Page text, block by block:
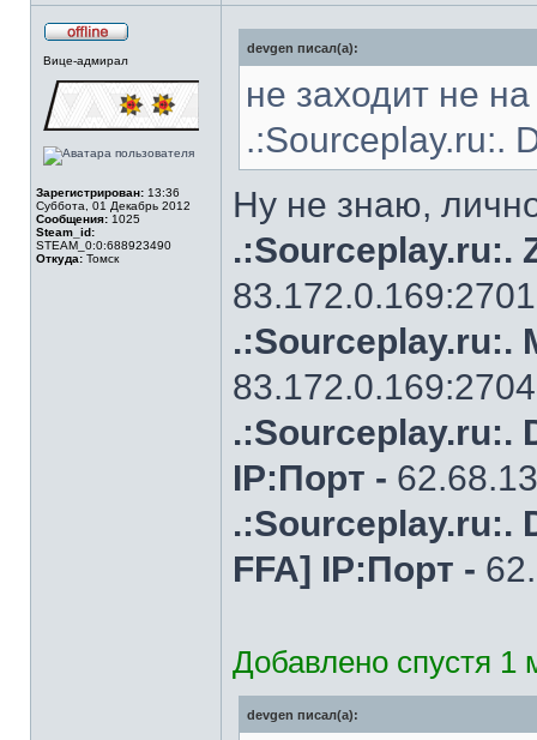
Вице-адмирал
Зарегистрирован: 13:36
Суббота, 01 Декабрь 2012
Сообщения: 1025
Steam_id:
STEAM_0:0:688923490
Откуда: Томск
devgen писал(а):
не заходит не
.:Sourceplay.ru:.
Ну не знаю,
.:Sourceplay.ru:.
.:Sourceplay.ru:.
.:Sourceplay.ru:.
IP:Порт -
.:Sourceplay.ru:.
FFA] IP:Порт -
Добавлено спустя 1
devgen писал(а):